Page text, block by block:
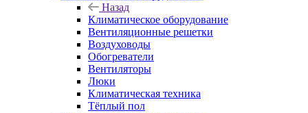
Назад
Климатическое оборудование
Вентиляционные решетки
Воздуховоды
Обогреватели
Вентиляторы
Люки
Климатическая техника
Тёплый пол